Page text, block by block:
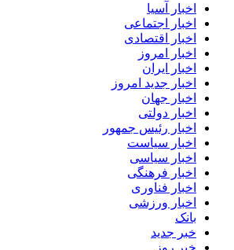
اخبار آسیا
اخبار اجتماعی
اخبار اقتصادی
اخبار امروز
اخبار ایران
اخبار جدید امروز
اخبار جهان
اخبار دولتی
اخبار رئیس جمهور
اخبار سیاست
اخبار سیاسی
اخبار فرهنگی
اخبار فناوری
اخبار ورزشی
بانک
خبر جدید
خبر روز